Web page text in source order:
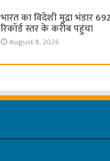
भारत का विदेशी मुद्रा भंडार
रिकॉर्ड स्तर के करीब पहुंचा
August 8, 2026